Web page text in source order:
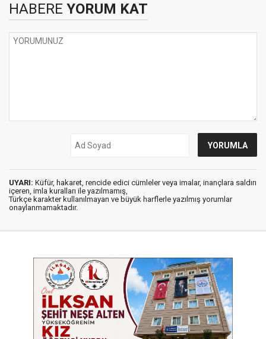
HABERE YORUM KAT
UYARI: Küfür, hakaret, rencide edici cümleler veya imalar, inançlara saldırı
içeren, imla kuralları ile yazılmamış,
Türkçe karakter kullanılmayan ve büyük harflerle yazılmış yorumlar
onaylanmamaktadır.